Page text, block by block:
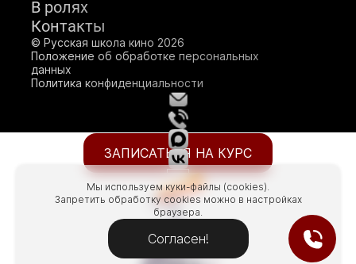
Мы используем куки-файлы (cookies).
Запретить обработку cookies можно в настройках
браузера.
Согласен!
ЗАПИСАТЬСЯ НА КУРС
Генеральный продюсер
Яна Ламберт
В ролях
Контакты
© Русская школа кино 2026
Положение об обработке персональных
данных
Политика конфиденциальности